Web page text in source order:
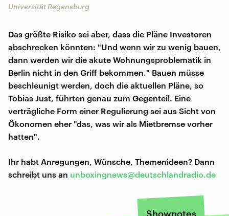
Universität Regensburg
Das größte Risiko sei aber, dass die Pläne Investoren
abschrecken könnten: "Und wenn wir zu wenig bauen,
dann werden wir die akute Wohnungsproblematik in
Berlin nicht in den Griff bekommen." Bauen müsse
beschleunigt werden, doch die aktuellen Pläne, so
Tobias Just, führten genau zum Gegenteil. Eine
verträgliche Form einer Regulierung sei aus Sicht von
Ökonomen eher "das, was wir als Mietbremse vorher
hatten".
Ihr habt Anregungen, Wünsche, Themenideen? Dann
schreibt uns an unboxingnews@deutschlandradio.de
Shownotes